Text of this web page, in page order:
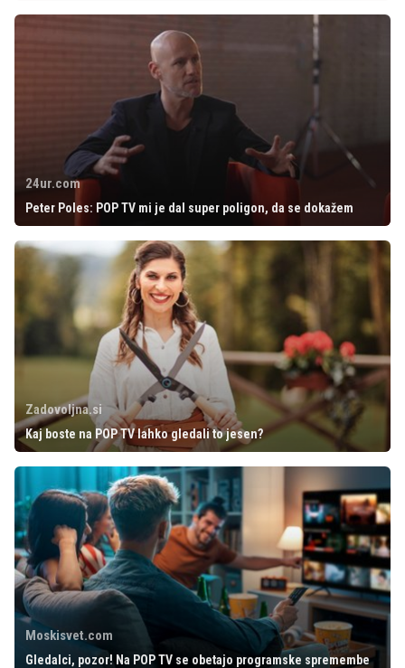
24ur.com
Peter Poles: POP TV mi je dal super poligon, da se dokažem
Zadovoljna.si
Kaj boste na POP TV lahko gledali to jesen?
Moskisvet.com
Gledalci, pozor! Na POP TV se obetajo programske spremembe